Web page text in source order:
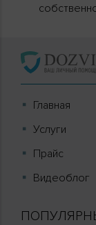
Главная
Услуги
Прайс
Видеоблог